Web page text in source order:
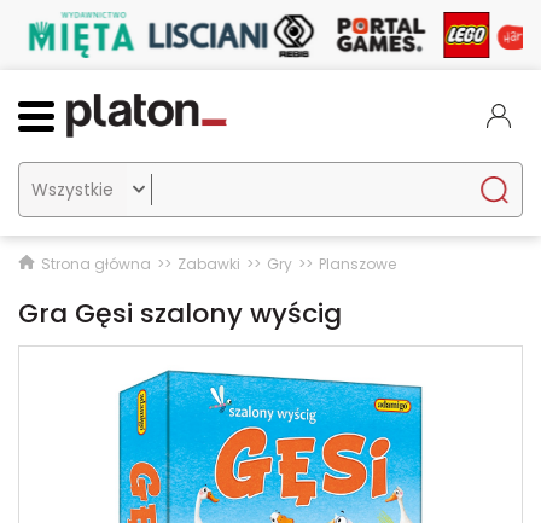

Strona główna Zabawki Gry Planszowe
Gra Gęsi szalony wyścig